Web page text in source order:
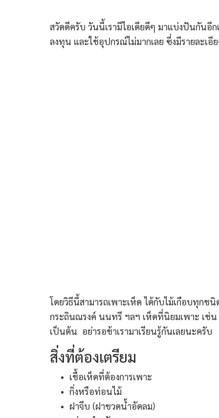
สวัดดีครับ วันนี้เรามีไอเดียดีๆ มาแบ่งปันกันอี
ลงทุน และใช้อุปกรณ์ไม่มากเลย ซึ่งมีรายละเอี
โดยวิธีนี้สามารถเพาะเห็ด ได้กับไม้เกือบทุก
กระถินณรงค์ นนทรี ฯลฯ เห็ดที่นิยมเพาะ เช่
เป็นต้น อย่ารอช้าเรามาเรียนรู้กันเลยนะครับ
สิ่งที่ต้องเตรียม
เชื้อเห็ดที่ต้องการเพาะ
กิ่งหรือท่อนไม้
ฝาจีบ (ฝาขวดน้ำอัดลม)